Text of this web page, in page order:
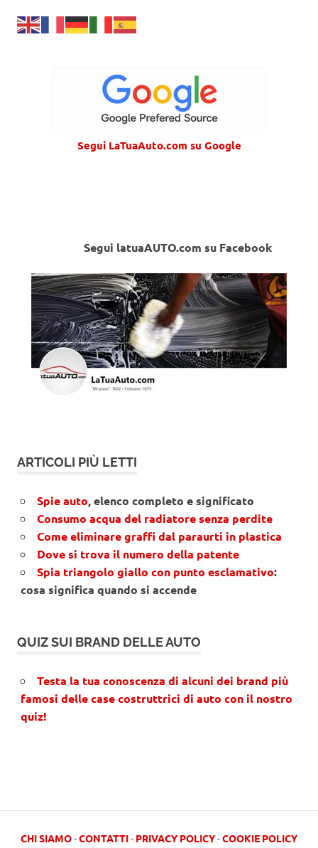
Segui LaTuaAuto.com su Google
Segui latuaAUTO.com su Facebook
ARTICOLI PIÙ LETTI
Spie auto, elenco completo e significato
Consumo acqua del radiatore senza perdite
Come eliminare graffi dal paraurti in plastica
Dove si trova il numero della patente
Spia triangolo giallo con punto esclamativo:
cosa significa quando si accende
QUIZ SUI BRAND DELLE AUTO
Testa la tua conoscenza di alcuni dei brand più
famosi delle case costruttrici di auto con il nostro
quiz!
CHI SIAMO-CONTATTI- PRIVACY POLICY-COOKIE POLICY